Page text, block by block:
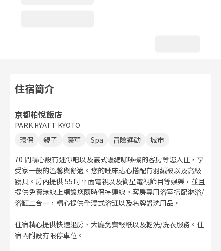
住宿簡介
京都柏悅飯店
PARK HYATT KYOTO
環保
親子 豪華 Spa 冒險運動
城市
70 間精心設有迷你吧以及義式濃縮咖啡機的客房等您入住，享
受家一般的溫馨與舒適。您的睡床貼心搭配有羽絨被以及高級
寢具。房內提供 55 吋平面電視以及衛星電視節目等娛樂，並且
提供免費無線上網讓您隨時保持連線。客房專用浴室搭配淋浴/
浴缸二合一，精心提供全浸式浴缸以及名牌盥洗用品。
住宿精心提供快速退房、大廳免費報紙以及乾洗/洗衣服務。住
宿內附設有限停車位。